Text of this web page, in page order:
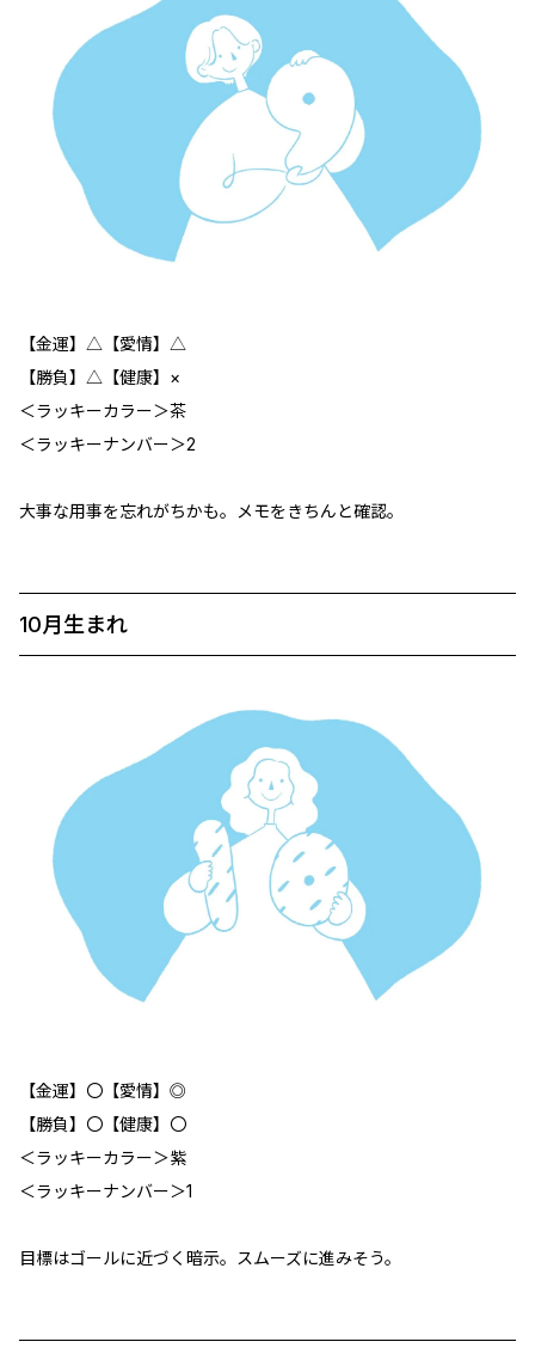
【金運】△【愛情】△
【勝負】△【健康】×
＜ラッキーカラー＞茶
＜ラッキーナンバー＞2
大事な用事を忘れがちかも。メモをきちんと確認。
10月生まれ
【金運】〇【愛情】◎
【勝負】〇【健康】〇
＜ラッキーカラー＞紫
＜ラッキーナンバー＞1
目標はゴールに近づく暗示。スムーズに進みそう。